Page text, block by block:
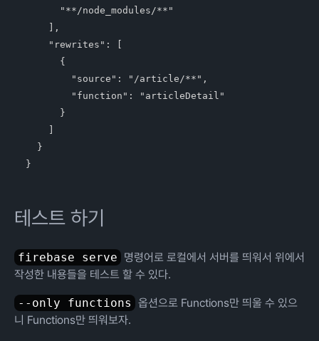
      "**/node_modules/**"
    ],
    "rewrites": [
      {
        "source": "/article/**",
        "function": "articleDetail"
      }
  }
테스트 하기
firebase serve 명령어로 로컬에서 서버를 띄워서 위에서
작성한 내용들을 테스트 할 수 있다.
--only functions 옵션으로 Functions만 띄울 수 있으
니 Functions만 띄워보자.